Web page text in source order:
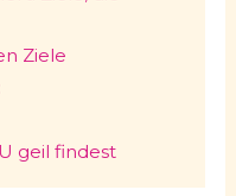
Ziele
geil findest